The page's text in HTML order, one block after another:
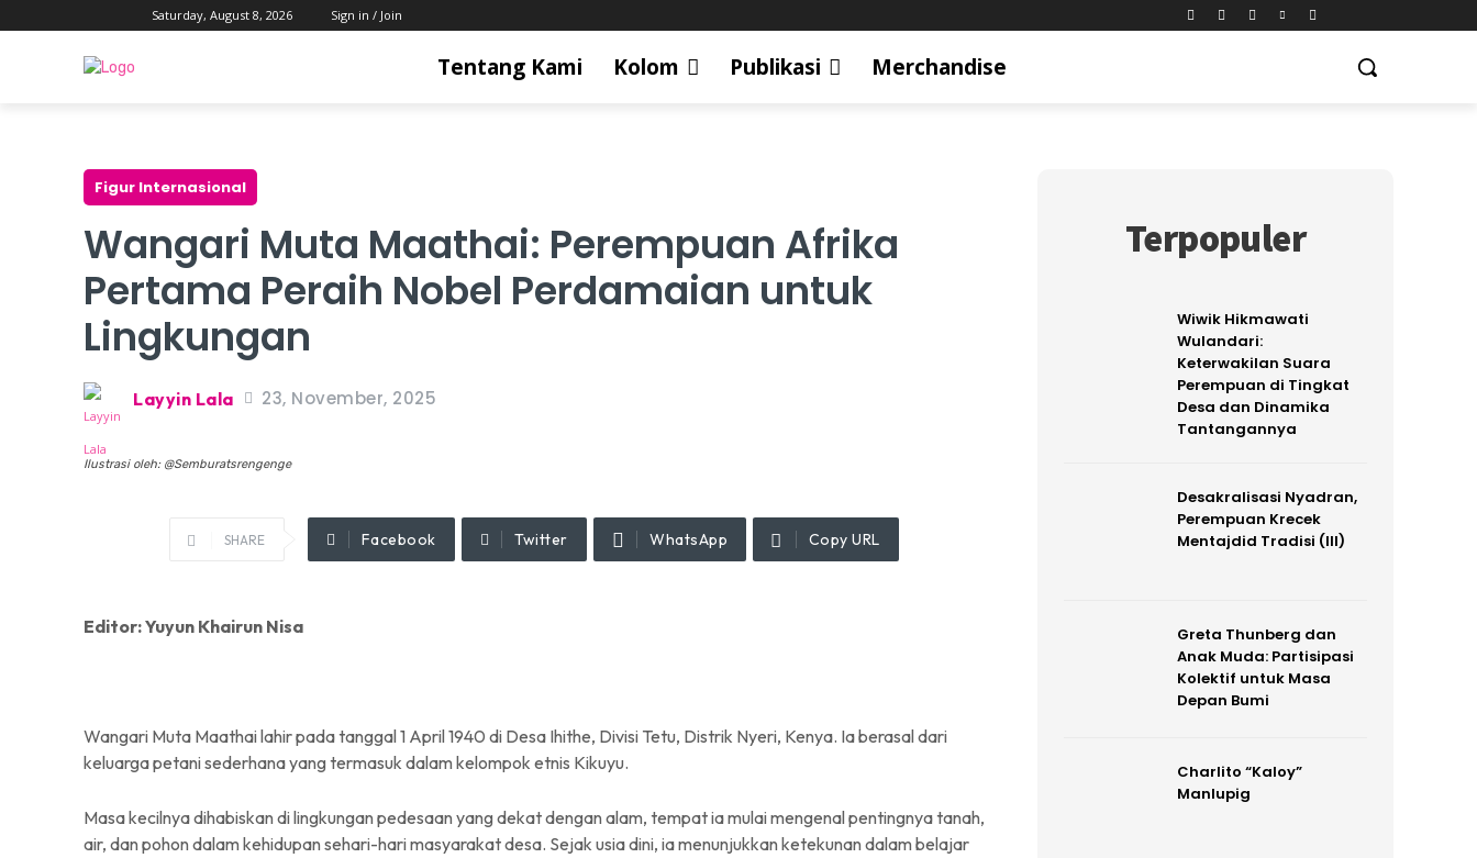
Saturday, August 8, 2026 Sign in / Join
Tentang Kami Kolom Publikasi Merchandise
Figur Internasional
Wangari Muta Maathai: Perempuan Afrika
Pertama Peraih Nobel Perdamaian untuk
Lingkungan
Layyin Lala 23, November, 2025
Ilustrasi oleh: @Semburatsrengenge
SHARE Facebook Twitter WhatsApp Copy URL
Editor: Yuyun Khairun Nisa
Wangari Muta Maathai lahir pada tanggal 1 April 1940 di Desa Ihithe, Divisi Tetu, Distrik Nyeri, Kenya. Ia berasal dari
keluarga petani sederhana yang termasuk dalam kelompok etnis Kikuyu.
Masa kecilnya dihabiskan di lingkungan pedesaan yang dekat dengan alam, tempat ia mulai mengenal pentingnya tanah,
air, dan pohon dalam kehidupan sehari-hari masyarakat desa. Sejak usia dini, ia menunjukkan ketekunan dalam belajar
Terpopuler
Wiwik Hikmawati
Wulandari:
Keterwakilan Suara
Perempuan di Tingkat
Desa dan Dinamika
Tantangannya
Desakralisasi Nyadran,
Perempuan Krecek
Mentajdid Tradisi (III)
Greta Thunberg dan
Anak Muda: Partisipasi
Kolektif untuk Masa
Depan Bumi
Charlito “Kaloy”
Manlupig